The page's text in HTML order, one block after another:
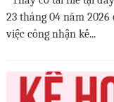
23 tháng 04 năm 2026
việc công nhận kế...